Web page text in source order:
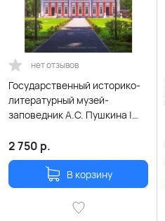
нет отзывов
Государственный историко-
литературный музей-
заповедник А.С. Пушкина |
2 750 р.
В корзину